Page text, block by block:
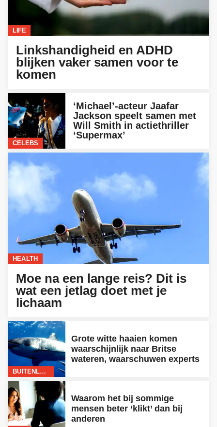
LIFE
Linkshandigheid en ADHD
blijken vaker samen voor te
komen
CELEBS
‘Michael’-acteur Jaafar
Jackson speelt samen met
Will Smith in actiethriller
‘Supermax’
HEALTH
Moe na een lange reis? Dit is
wat een jetlag doet met je
lichaam
BUITENLAND
Grote witte haaien komen
waarschijnlijk naar Britse
wateren, waarschuwen experts
Waarom het bij sommige
mensen beter ‘klikt’ dan bij
anderen